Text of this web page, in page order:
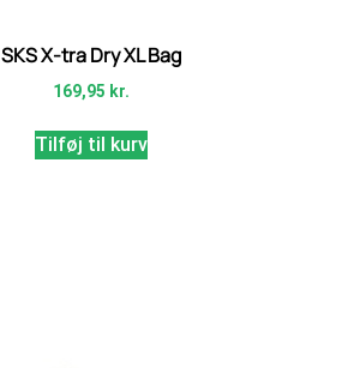
SKS X-tra Dry XL Bag
169,95 kr.
Tilføj til kurv